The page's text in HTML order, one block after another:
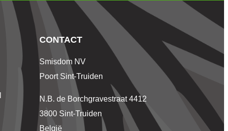
CONTACT
Smisdom NV
Poort Sint-Truiden
N.B. de Borchgravestraat 4412
3800 Sint-Truiden
België